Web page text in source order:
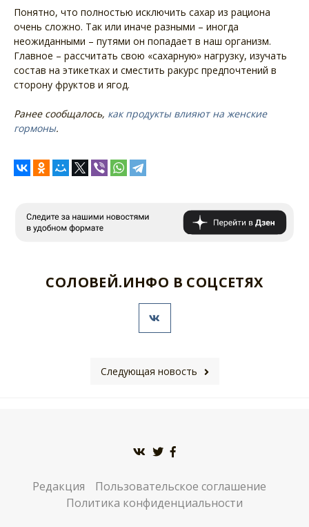
Понятно, что полностью исключить сахар из рациона
очень сложно. Так или иначе разными – иногда
неожиданными – путями он попадает в наш организм.
Главное – рассчитать свою «сахарную» нагрузку, изучать
состав на этикетках и сместить ракурс предпочтений в
сторону фруктов и ягод.
Ранее сообщалось, как продукты влияют на женские
гормоны.
СОЛОВЕЙ.ИНФО В СОЦСЕТЯХ
Следующая новость
Редакция
Пользовательское соглашение
Политика конфиденциальности